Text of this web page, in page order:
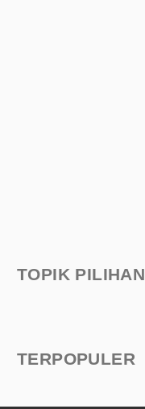
TOPIK PILIHAN
TERPOPULER